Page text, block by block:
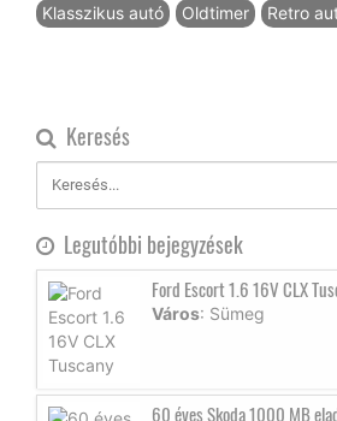
Klasszikus autó
Oldtimer Retro
Keresés
Legutóbbi bejegyzések
Ford Escort 1.6 16V CLX
Város: Sümeg
60 éves Skoda 1000 MB